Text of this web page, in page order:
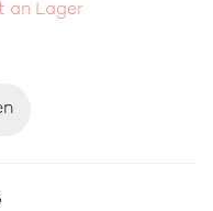
an Lager